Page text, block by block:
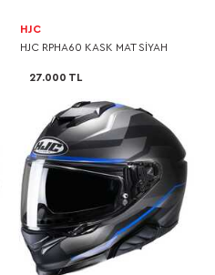
HJC
HJC RPHA60 KASK MAT SİYAH
27.000 TL